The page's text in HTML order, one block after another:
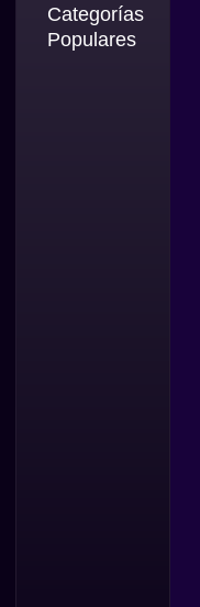
Categorías
Populares